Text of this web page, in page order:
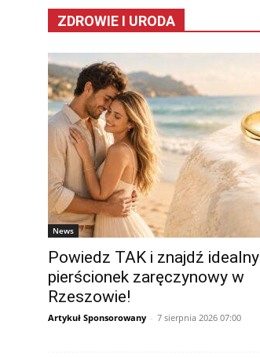
ZDROWIE I URODA
News
Powiedz TAK i znajdź idealny
pierścionek zaręczynowy w
Rzeszowie!
Artykuł Sponsorowany - 7 sierpnia 2026 07:00